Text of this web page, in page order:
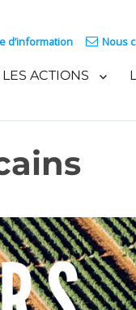
d’information Nous
LES ACTIONS